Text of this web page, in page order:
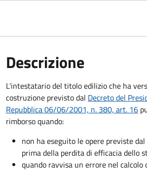
Descrizione
L'intestatario del titolo edilizio che ha
costruzione previsto dal Decreto del
Repubblica 06/06/2001, n. 380, art. 16
rimborso quando:
non ha eseguito le opere previste
prima della perdita di efficacia dello
quando ravvisa un errore nel calcolo